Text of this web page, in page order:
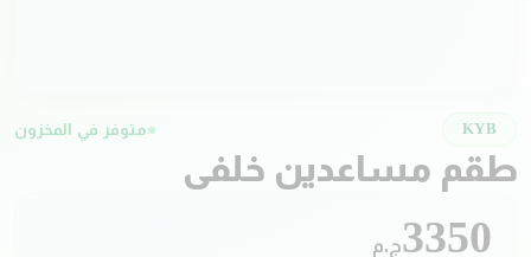
KYB متوفر في المخزون
طقم مساعدين خلفي
3350ج.م